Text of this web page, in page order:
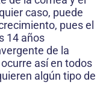
caso, puede
pues el
14 años
de la
así en todos
algún tipo de